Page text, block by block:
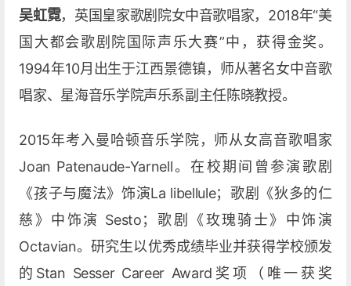
吴虹霓，英国皇家歌剧院女中音歌唱家，2018年“美
国大都会歌剧院国际声乐大赛”中，获得金奖。
1994年10月出生于江西景德镇，师从著名女中音歌
唱家、星海音乐学院声乐系副主任陈晓教授。
2015年考入曼哈顿音乐学院，师从女高音歌唱家
Joan Patenaude-Yarnell。在校期间曾参演歌剧
《孩子与魔法》饰演La libellule；歌剧《狄多的仁
慈》中饰演 Sesto；歌剧《玫瑰骑士》中饰演
Octavian。研究生以优秀成绩毕业并获得学校颁发
的Stan Sesser Career Award奖项（唯一获奖